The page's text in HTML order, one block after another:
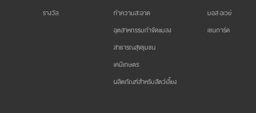
รางวัล
ทำความสะอาด
อุตสาหกรรมกำจัดแมลง
สาธารณสุขชุมชน
เคมีเกษตร
ผลิตภัณฑ์สำหรับสัตว์เลี้ยง
มอส อเวย์
เชนการ์ด